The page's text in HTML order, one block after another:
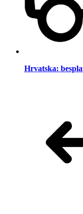
Hrvatska: